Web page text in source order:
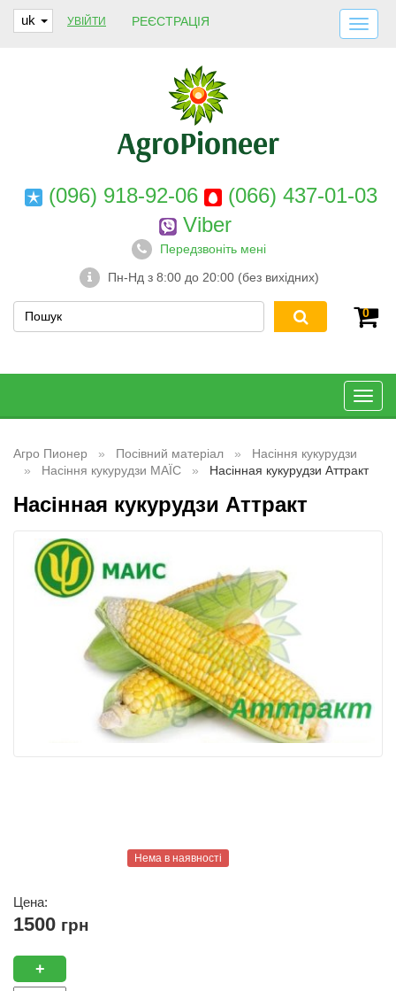
uk УВІЙТИ РЕЄСТРАЦІЯ
ДОСТАВКА І ОПЛАТА
ПРО НАС
ГАРАНТІЇ
КОНТАКТИ
(096) 918-92-06
(066) 437-01-03
Viber
Передзвоніть мені
Пн-Нд з 8:00 до 20:00 (без вихідних)
0
Агро Пионер Посівний матеріал
Насіння кукурудзи
Насіння кукурудзи МАЇС
Насінная кукурудзи Аттракт
Насінная кукурудзи Аттракт
Нема в наявності
Цена:
1500 грн
+